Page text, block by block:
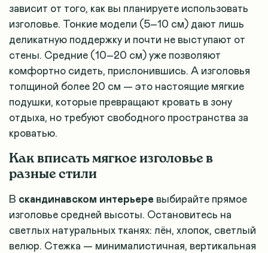
зависит от того, как вы планируете использовать
изголовье. Тонкие модели (5–10 см) дают лишь
деликатную поддержку и почти не выступают от
стены. Средние (10–20 см) уже позволяют
комфортно сидеть, прислонившись. А изголовья
толщиной более 20 см — это настоящие мягкие
подушки, которые превращают кровать в зону
отдыха, но требуют свободного пространства за
кроватью.
Как вписать мягкое изголовье в
разные стили
В скандинавском интерьере выбирайте прямое
изголовье средней высоты. Остановитесь на
светлых натуральных тканях: лён, хлопок, светлый
велюр. Стежка — минималистичная, вертикальная